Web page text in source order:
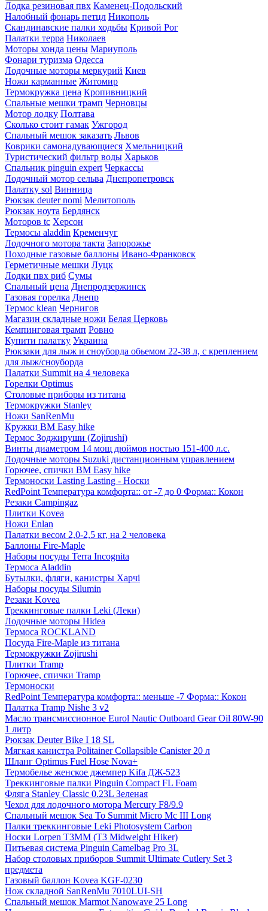
Лодка резиновая пвх Каменец-Подольский
Налобный фонарь петцл Никополь
Скандинавские палки ходьбы Кривой Рог
Палатки терра Николаев
Моторы хонда цены Мариуполь
Фонари туризма Одесса
Лодочные моторы меркурий Киев
Ножи карманные Житомир
Термокружка цена Кропивницкий
Спальные мешки трамп Черновцы
Мотор лодку Полтава
Сколько стоит гамак Ужгород
Спальный мешок заказать Львов
Коврики самонадувающиеся Хмельницкий
Туристический фильтр воды Харьков
Спальник pinguin expert Черкассы
Лодочный мотор сельва Днепропетровск
Палатку sol Винница
Рюкзак deuter nomi Мелитополь
Рюкзак ноута Бердянск
Моторов tc Херсон
Термосы aladdin Кременчуг
Лодочного мотора такта Запорожье
Походные газовые баллоны Ивано-Франковск
Герметичные мешки Луцк
Лодки пвх риб Сумы
Спальный цена Днепродзержинск
Газовая горелка Днепр
Термос klean Чернигов
Магазин складные ножи Белая Церковь
Кемпинговая трамп Ровно
Купити палатку Украина
Рюкзаки для лыж и сноуборда обьемом 22-38 л, с креплением
для лыж/сноуборда
Палатки Summit на 4 человека
Горелки Optimus
Столовые приборы из титана
Термокружки Stanley
Ножи SanRenMu
Кружки BM Easy hike
Термос Зоджируши (Zojirushi)
Винты диаметром 14 мощ дюймов ностью 151-400 л.с.
Лодочные моторы Suzuki дистанционным управлением
Горючее, спички BM Easy hike
Термоноски Lasting Lasting - Носки
RedPoint Температура комфорта:: от -7 до 0 Форма:: Кокон
Резаки Campingaz
Плитки Kovea
Ножи Enlan
Палатки весом 2,0-2,5 кг, на 2 человека
Баллоны Fire-Maple
Наборы посуды Terra Incognita
Термоса Aladdin
Бутылки, фляги, канистры Харчі
Наборы посуды Silumin
Резаки Kovea
Треккинговые палки Leki (Леки)
Лодочные моторы Hidea
Термоса ROCKLAND
Посуда Fire-Maple из титана
Термокружки Zojirushi
Плитки Tramp
Горючее, спички Tramp
Термоноски
RedPoint Температура комфорта:: меньше -7 Форма:: Кокон
Палатка Tramp Nishe 3 v2
Масло трансмиссионное Eurol Nautic Outboard Gear Oil 80W-90
1 литр
Рюкзак Deuter Bike I 18 SL
Мягкая канистра Politainer Collapsible Canister 20 л
Шланг Optimus Fuel Hose Nova+
Термобелье женское джемпер Kifa ДЖ-523
Tреккинговые палки Pinguin Compact FL Foam
Фляга Stanley Classic 0.23L Зеленая
Чехол для лодочного мотора Mercury F8/9.9
Спальный мешок Sea To Summit Micro Mc III Long
Палки треккинговые Leki Photosystem Carbon
Носки Lorpen T3MM (T3 Midweight Hiker)
Питьевая система Pinguin Camelbag Pro 3L
Набор столовых приборов Summit Ultimate Cutlery Set 3
предмета
Газовый баллон Kovea KGF-0230
Нож складной SanRenMu 7010LUI-SH
Спальный мешок Marmot Nanowave 25 Long